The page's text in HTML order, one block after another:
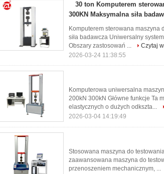
30 ton Komputerem
300KN Maksymalna siła
Komputerem sterowana
siła badawcza Uniwersalny
Obszary zastosowań ...
Czytaj
2026-03-24 11:38:55
Komputerowa uniwersalna
200kN 300kN Główne funkcje Ta
elastycznych o dużych odkszta...
2026-03-04 14:19:49
Stosowana maszyna do
zaawansowana maszyna do
przenoszeniem mechanicznym, ...